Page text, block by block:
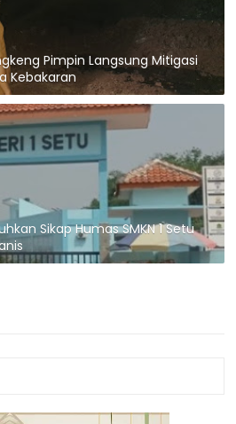
Pimpin Langsung Mitigasi
Kebakaran
Sikap Humas SMKN 1 Setu